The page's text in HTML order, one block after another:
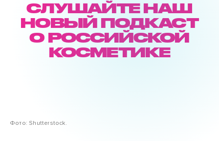
СЛУШАЙТЕ НАШ
НОВЫЙ ПОДКАСТ
О РОССИЙСКОЙ
КОСМЕТИКЕ
Фото: Shutterstock.